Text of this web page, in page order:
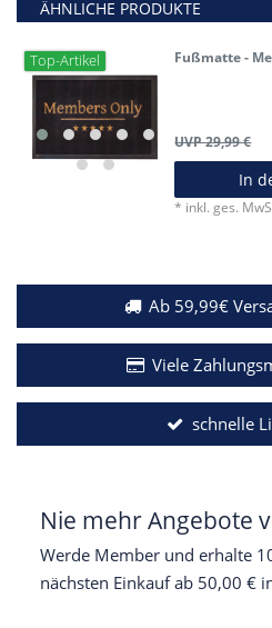
ÄHNLICHE PRODUKTE
Top-Artikel Fußmatte -
UVP 29,99 €
In
* inkl. ges.
Ab 59,99€
Viele
schnelle
Nie mehr Angebote
Werde Member und erhalte
nächsten Einkauf ab 50,00 €